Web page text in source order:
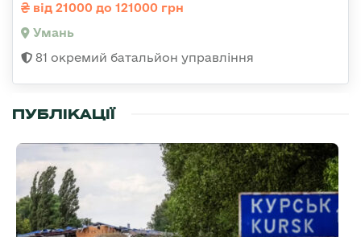
від 21000 до 121000 грн
Умань
81 окремий батальйон управління
ПУБЛІКАЦІЇ